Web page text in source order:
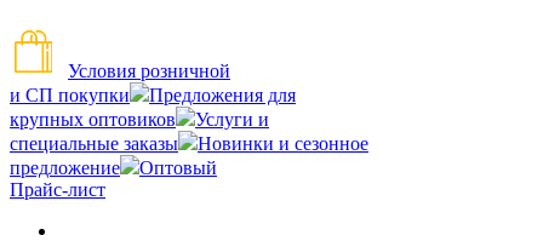
Условия розничной
и СП покупки
Предложения для
крупных оптовиков
Услуги и
специальные заказы
Новинки и сезонное
предложение
Оптовый
Прайс-лист